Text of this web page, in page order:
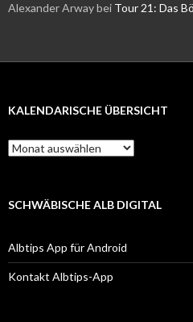
Alexander Arwaybei Tour 21: Das
KALENDARISCHE ÜBERSICHT
Kalendarische
Übersicht
SCHWÄBISCHE ALB DIGITAL
Albtips App für Android
Kontakt Albtips-App